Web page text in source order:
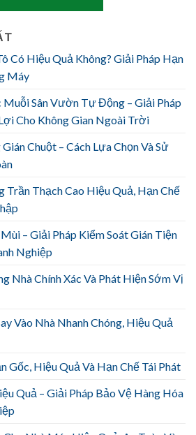
Có Hiệu Quả Không? Giải Pháp Hạn
Máy
Muỗi Sân Vườn Tự Động – Giải Pháp
Cho Không Gian Ngoài Trời
Chuột – Cách Lựa Chọn Và Sử
Trần Thạch Cao Hiệu Quả, Hạn Chế
– Giải Pháp Kiểm Soát Gián Tiện
Nghiệp
Nhà Chính Xác Và Phát Hiện Sớm Vị
Vào Nhà Nhanh Chóng, Hiệu Quả
Hiệu Quả Và Hạn Chế Tái Phát
Quả – Giải Pháp Bảo Vệ Hàng Hóa